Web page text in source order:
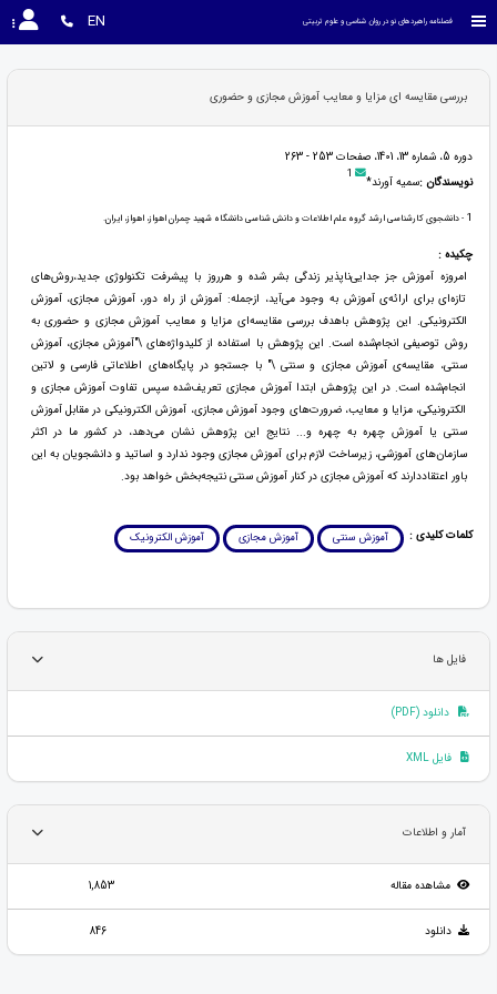
فصلنامه راهبردهای نو در روان شناسی و علوم تربیتی EN
بررسی مقایسه ای مزایا و معایب آموزش مجازی و حضوری
دوره 5، شماره 13، 1401، صفحات 253 - 263
نویسندگان :سمیه آورند* 1
1 - دانشجوی کارشناسی ارشد گروه علم اطلاعات و دانش شناسی دانشگاه شهید چمران اهواز، اهواز، ایران.
چکیده :
امروزه آموزش جز جدایی‌ناپذیر زندگی بشر شده و هرروز با پیشرفت تکنولوژی جدید،روش‌های
تازه‌ای برای ارائه‌ی آموزش به وجود می‌آید، ازجمله: آموزش از راه دور، آموزش مجازی، آموزش
الکترونیکی. این پژوهش باهدف بررسی مقایسه‌ای مزایا و معایب آموزش مجازی و حضوری به
روش توصیفی انجام‌شده است. این پژوهش با استفاده از کلیدواژه‌های \"آموزش مجازی، آموزش
سنتی، مقایسه‌ی آموزش مجازی و سنتی \" با جستجو در پایگاه‌های اطلاعاتی فارسی و لاتین
انجام‌شده است. در این پژوهش ابتدا آموزش مجازی تعریف‌شده سپس تفاوت آموزش مجازی و
الکترونیکی، مزایا و معایب، ضرورت‌های وجود آموزش مجازی، آموزش الکترونیکی در مقابل آموزش
سنتی یا آموزش چهره به چهره و... نتایج این پژوهش نشان می‌دهد، در کشور ما در اکثر
سازمان‌های آموزشی، زیرساخت لازم برای آموزش مجازی وجود ندارد و اساتید و دانشجویان به این
باور اعتقاددارند که آموزش مجازی در کنار آموزش سنتی نتیجه‌بخش خواهد بود.
کلمات کلیدی : آموزش سنتی آموزش مجازی آموزش الکترونیک
فایل ها
دانلود (PDF)
فایل XML
آمار و اطلاعات
مشاهده مقاله 1,853
دانلود 846